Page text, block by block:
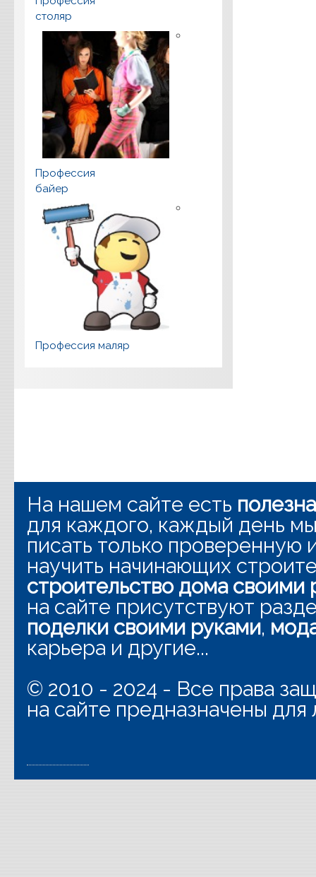
столяр
Профессия
байер
Профессия маляр
На нашем сайте есть
для каждого, каждый день
писать только
научить начинающих
строительство дома своими
на сайте присутствуют
поделки своими руками,
карьера и другие...
© 2010 - 2024 - Все права
на сайте предназначены для